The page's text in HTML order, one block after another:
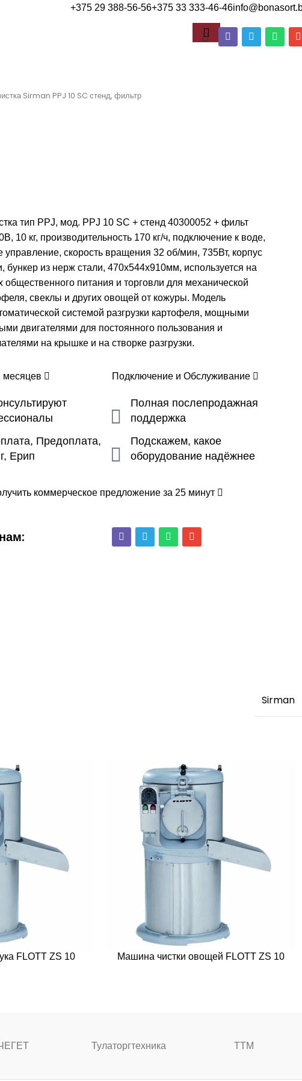
+375 29 388-56-56+375 33 333-46-46
Sirman PPJ 10 SC стенд, фильтр
тип PPJ, мод. PPJ 10 SC + стенд 40300052 + фильт
10 кг, производительность 170 кг/ч, подключение к воде,
управление, скорость вращения 32 об/мин, 735Вт, корпус
бункер из нерж стали, 470х544х910мм, используется на
общественного питания и торговли для механической
свеклы и других овощей от кожуры. Модель
системой разгрузки картофеля, мощными
двигателями для постоянного пользования и
на крышке и на створке разгрузки.
месяцев Подключение и Обслуживание
Предоплата,
Ерип
Полная послепродажная
поддержка
Подскажем, какое
оборудование надёжнее
коммерческое предложение за 25 минут
Sirman
FLOTT ZS 10 Машина чистки овощей FLOTT ZS 10
Тулаторгтехника ТТМ